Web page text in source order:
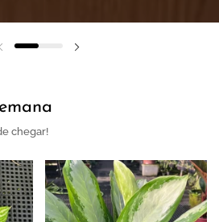
Slide anterior
chegar!